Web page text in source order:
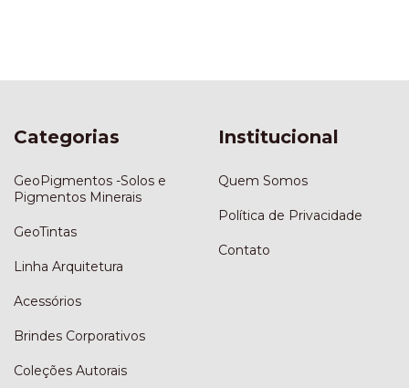
Categorias
GeoPigmentos -Solos e
Pigmentos Minerais
GeoTintas
Linha Arquitetura
Acessórios
Brindes Corporativos
Coleções Autorais
Institucional
Quem Somos
Política de Privacidade
Contato